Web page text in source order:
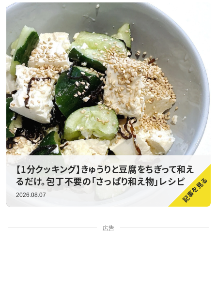
【1分クッキング】きゅうりと豆腐をちぎって和え
るだけ。包丁不要の「さっぱり和え物」レシピ
2026.08.07
広告